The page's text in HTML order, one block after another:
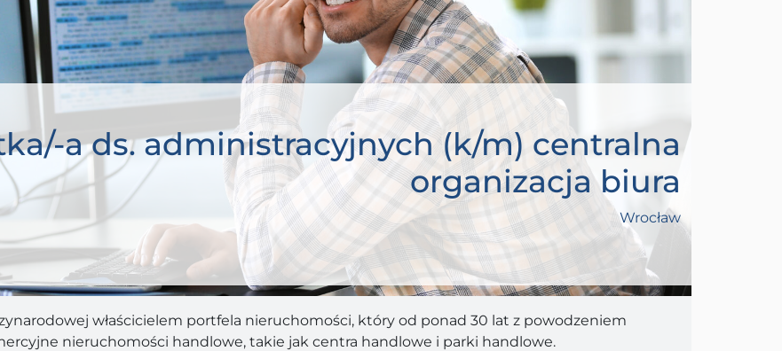
a ds. administracyjnych (k/m) centralna
organizacja biura
Wrocław
właścicielem portfela nieruchomości, który od ponad 30 lat z powodzeniem
nieruchomości handlowe, takie jak centra handlowe i parki handlowe.